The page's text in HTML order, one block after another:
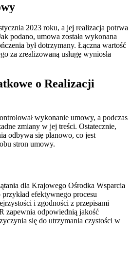
2023 roku, a jej realizacja potrwa
podano, umowa została wykonana
był dotrzymany. Łączna wartość
za zrealizowaną usługę wyniosła
o Realizacji
wykonanie umowy, a podczas
zmiany w jej treści. Ostatecznie,
odbywa się planowo, co jest
stron umowy.
dla Krajowego Ośrodka Wsparcia
efektywnego procesu
i zgodności z przepisami
zapewnia odpowiednią jakość
się do utrzymania czystości w